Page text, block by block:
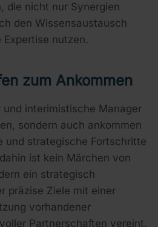
die nicht nur Synergien
den Wissensaustausch
nutzen.
zum Ankommen
interimistische Manager
sondern auch ankommen
und strategische Fortschritte
ist kein Märchen von
ein strategisch
präzise Ziele mit einer
vorhandener
Partnerschaften vereint.